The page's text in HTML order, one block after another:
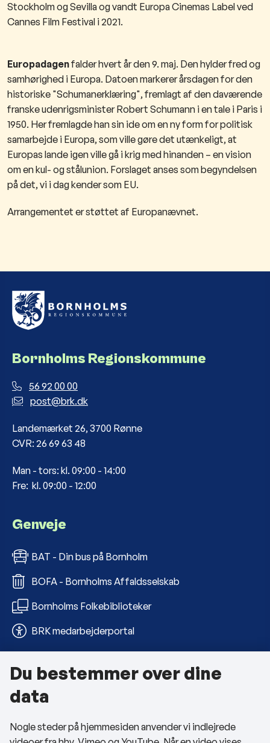
Stockholm og Sevilla og vandt Europa Cinemas Label ved
Cannes Film Festival i 2021.
Europadagenfalder hvert år den 9. maj. Den hylder fred og
samhørighed i Europa. Datoen markerer årsdagen for den
historiske "Schumanerklæring", fremlagt af den daværende
franske udenrigsminister Robert Schumann i en tale i Paris i
1950. Her fremlagde han sin ide om en ny form for politisk
samarbejde i Europa, som ville gøre det utænkeligt, at
Europas lande igen ville gå i krig med hinanden – en vision
om en kul- og stålunion. Forslaget anses som begyndelsen
på det, vi i dag kender som EU.
Arrangementet er støttet af Europanævnet.
Bornholms Regionskommune
56 92 00 00
post@brk.dk
Landemærket 26, 3700 Rønne
CVR: 26 69 63 48
Man - tors: kl. 09:00 - 14:00
Fre: kl. 09:00 - 12:00
Genveje
BAT - Din bus på Bornholm
BOFA - Bornholms Affaldsselskab
Bornholms Folkebiblioteker
BRK medarbejderportal
Om kommunen
Kontakt os
Telefon- og åbningstider
Du bestemmer over dine
data
Nogle steder på hjemmesiden anvender vi indlejrede